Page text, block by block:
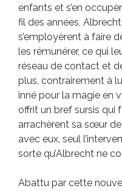
enfants et s’en
fil des années,
s’employèrent à faire
les rémunérer, ce qui
réseau de contact et
plus, contrairement à
inné pour la magie en
offrit un bref sursis qui
arrachèrent sa sœur
avec eux, seul
sorte qu’Albrecht ne
Abattu par cette